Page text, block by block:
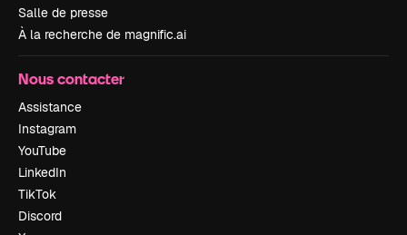
Salle de presse
À la recherche de magnific.ai
Nous contacter
Assistance
Instagram
YouTube
LinkedIn
TikTok
Discord